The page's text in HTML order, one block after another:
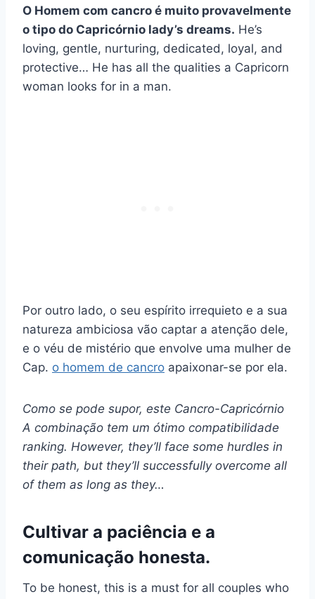
O Homem com cancro é muito provavelmente
o tipo do Capricórnio lady’s dreams. He’s
loving, gentle, nurturing, dedicated, loyal, and
protective… He has all the qualities a Capricorn
woman looks for in a man.
Por outro lado, o seu espírito irrequieto e a sua
natureza ambiciosa vão captar a atenção dele,
e o véu de mistério que envolve uma mulher de
Cap. o homem de cancro apaixonar-se por ela.
Como se pode supor, este Cancro-Capricórnio
A combinação tem um ótimo compatibilidade
ranking. However, they’ll face some hurdles in
their path, but they’ll successfully overcome all
of them as long as they…
Cultivar a paciência e a
comunicação honesta.
To be honest, this is a must for all couples who